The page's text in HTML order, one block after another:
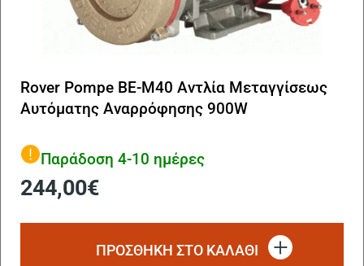
Rover Pompe BE-M40 Αντλία Μεταγγίσεως
Αυτόματης Αναρρόφησης 900W
Παράδοση 4-10 ημέρες
244,00€
ΠΡΟΣΘΗΚΗ ΣΤΟ ΚΑΛΑΘΙ